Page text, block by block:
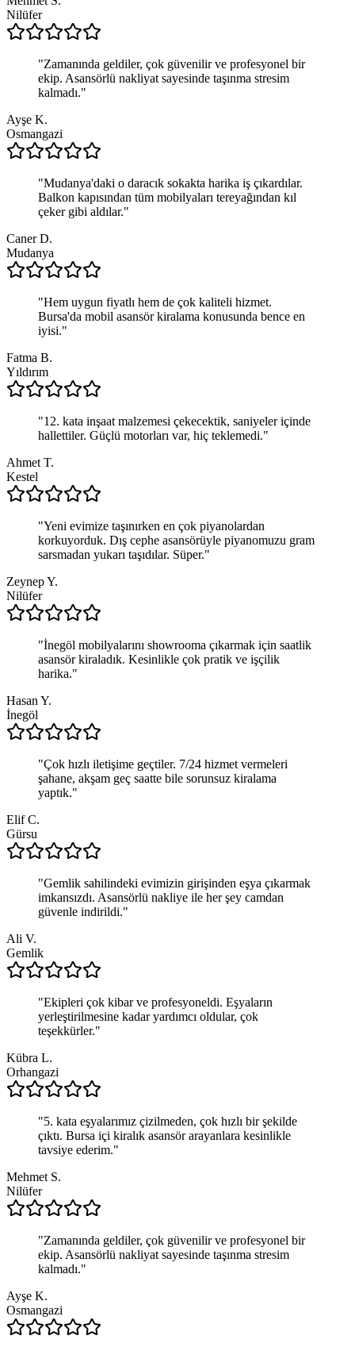
Nilüfer
"Zamanında geldiler, çok güvenilir ve profesyonel bir
ekip. Asansörlü nakliyat sayesinde taşınma stresim
kalmadı."
Ayşe K.
Osmangazi
"Mudanya'daki o daracık sokakta harika iş çıkardılar.
Balkon kapısından tüm mobilyaları tereyağından kıl
çeker gibi aldılar."
Caner D.
Mudanya
"Hem uygun fiyatlı hem de çok kaliteli hizmet.
Bursa'da mobil asansör kiralama konusunda bence en
iyisi."
Fatma B.
Yıldırım
"12. kata inşaat malzemesi çekecektik, saniyeler içinde
hallettiler. Güçlü motorları var, hiç teklemedi."
Ahmet T.
Kestel
"Yeni evimize taşınırken en çok piyanolardan
korkuyorduk. Dış cephe asansörüyle piyanomuzu gram
sarsmadan yukarı taşıdılar. Süper."
Zeynep Y.
Nilüfer
"İnegöl mobilyalarını showrooma çıkarmak için saatlik
asansör kiraladık. Kesinlikle çok pratik ve işçilik
harika."
Hasan Y.
İnegöl
"Çok hızlı iletişime geçtiler. 7/24 hizmet vermeleri
şahane, akşam geç saatte bile sorunsuz kiralama
yaptık."
Elif C.
Gürsu
"Gemlik sahilindeki evimizin girişinden eşya çıkarmak
imkansızdı. Asansörlü nakliye ile her şey camdan
güvenle indirildi."
Ali V.
Gemlik
"Ekipleri çok kibar ve profesyoneldi. Eşyaların
yerleştirilmesine kadar yardımcı oldular, çok
teşekkürler."
Kübra L.
Orhangazi
"5. kata eşyalarımız çizilmeden, çok hızlı bir şekilde
çıktı. Bursa içi kiralık asansör arayanlara kesinlikle
tavsiye ederim."
Mehmet S.
Nilüfer
"Zamanında geldiler, çok güvenilir ve profesyonel bir
ekip. Asansörlü nakliyat sayesinde taşınma stresim
kalmadı."
Ayşe K.
Osmangazi